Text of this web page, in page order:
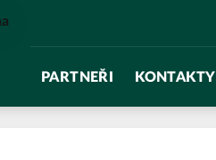
PARTNEŘI KONTAKTY